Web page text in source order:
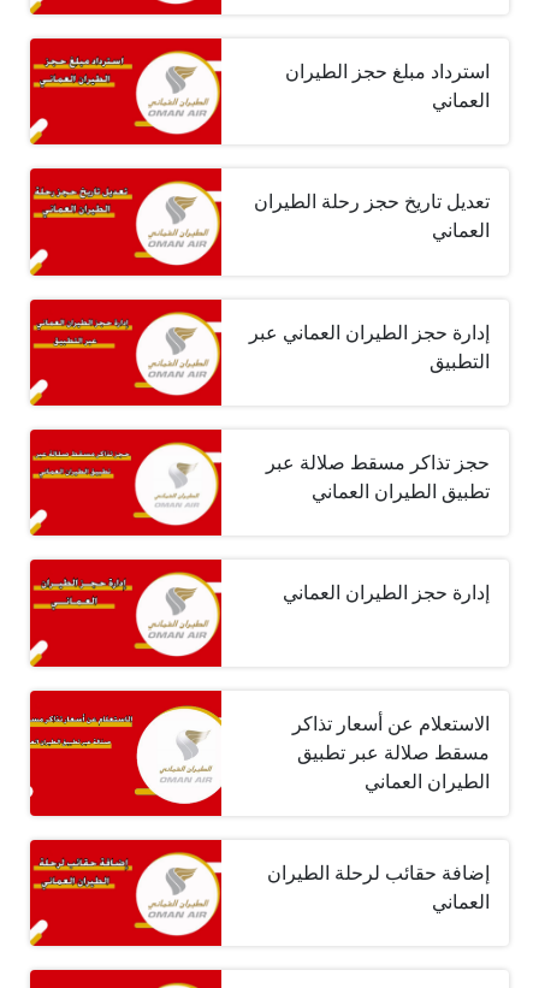
استرداد مبلغ حجز الطيران
العماني
تعديل تاريخ حجز رحلة الطيران
العماني
إدارة حجز الطيران العماني عبر
التطبيق
حجز تذاكر مسقط صلالة عبر
تطبيق الطيران العماني
إدارة حجز الطيران العماني
الاستعلام عن أسعار تذاكر
مسقط صلالة عبر تطبيق
الطيران العماني
إضافة حقائب لرحلة الطيران
العماني